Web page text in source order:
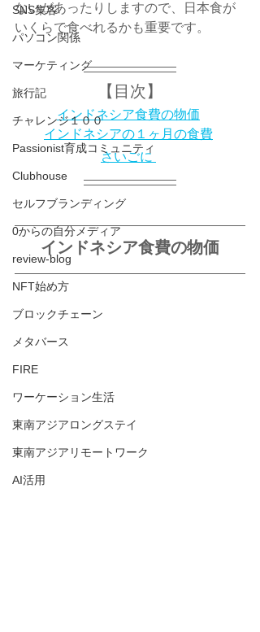
SNS集客
パソコン関係
マーケティング
旅行記
チャレンジ１００
Passionist育成コミュニティ
Clubhouse
セルフブランディング
0からの自分メディア
review-blog
NFT始め方
ブロックチェーン
メタバース
FIRE
ワーケーション生活
東南アジアロングステイ
東南アジアリモートワーク
AI活用
ないがあったりしますので、日本食が
いくらで食べれるかも重要です。
【目次】
インドネシア食費の物価
インドネシアの１ヶ月の食費
さいごに
インドネシア食費の物価